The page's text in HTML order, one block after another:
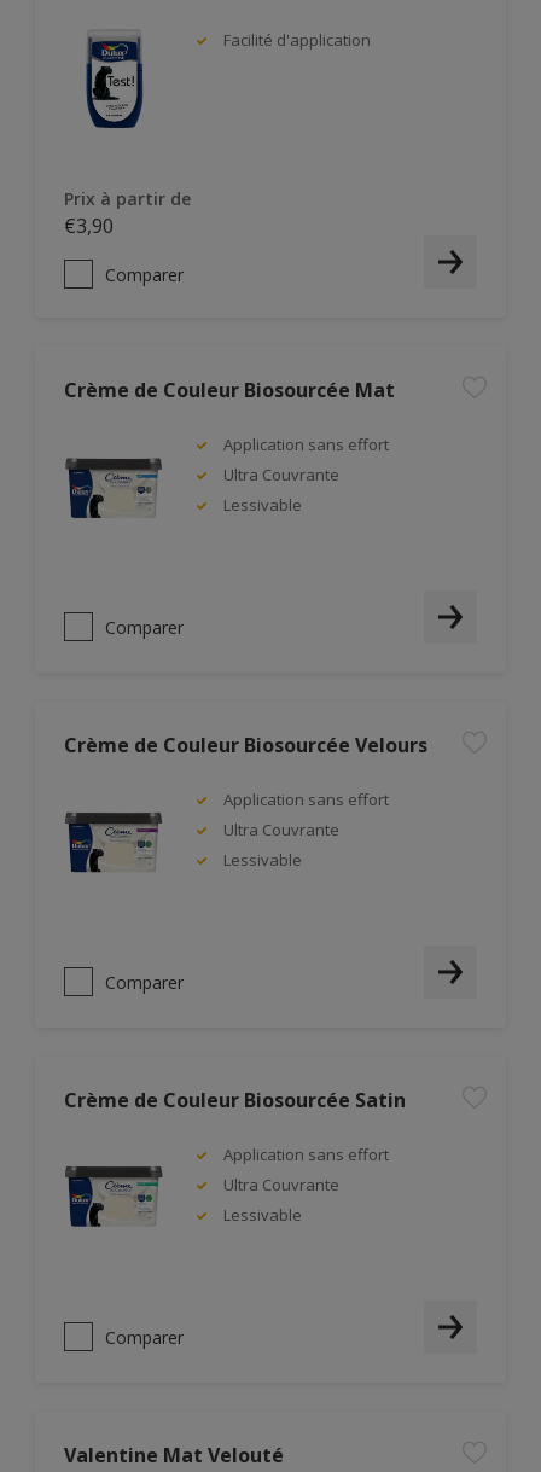
Facilité d'application
Prix à partir de
€3,90
Comparer
Crème de Couleur Biosourcée Mat
Application sans effort
Ultra Couvrante
Lessivable
Comparer
Crème de Couleur Biosourcée Velours
Application sans effort
Ultra Couvrante
Lessivable
Comparer
Crème de Couleur Biosourcée Satin
Application sans effort
Ultra Couvrante
Lessivable
Comparer
Valentine Mat Velouté